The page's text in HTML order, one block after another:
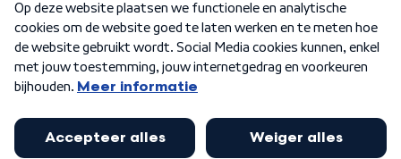
Algemene voorwaarden